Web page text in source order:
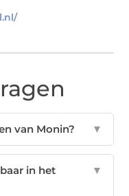
van Monin? ▼
in het
▼